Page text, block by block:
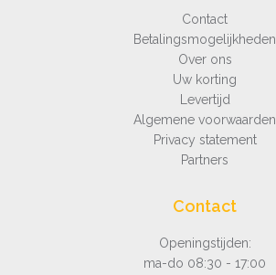
Contact
Betalingsmogelijkheden
Over ons
Uw korting
Levertijd
Algemene voorwaarden
Privacy statement
Partners
Contact
Openingstijden:
ma-do 08:30 - 17:00